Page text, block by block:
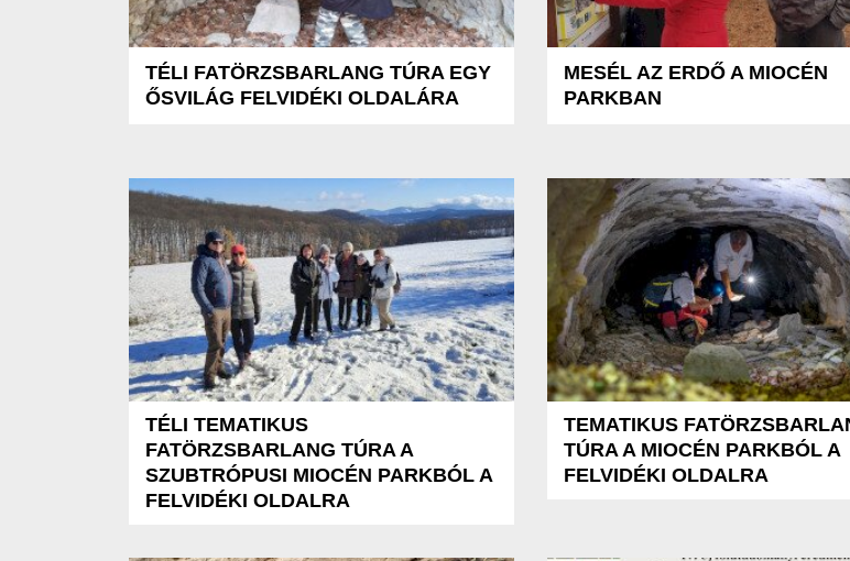
TÉLI FATÖRZSBARLANG TÚRA EGY
ŐSVILÁG FELVIDÉKI OLDALÁRA
MESÉL AZ ERDŐ A MIOCÉN
PARKBAN
TÉLI TEMATIKUS
FATÖRZSBARLANG TÚRA A
SZUBTRÓPUSI MIOCÉN PARKBÓL A
FELVIDÉKI OLDALRA
TEMATIKUS
TÚRA A MIOCÉN PARKBÓL A
FELVIDÉKI OLDALRA